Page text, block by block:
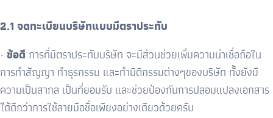
2.1 จดทะเบียนบริษัทแบบมีตราประทับ
· ข้อดี การที่มีตราประทับบริษัท จะมีส่วนช่วยเพิ่มความน่าเชื่อถือใน
การทำสัญญา ทำธุรกรรม และทำนิติกรรมต่างๆของบริษัท ทั้งยังมี
ความเป็นสากล เป็นที่ยอมรับ และช่วยป้องกันการปลอมแปลงเอกสาร
ได้ดีกว่าการใช้ลายมือชื่อเพียงอย่างเดียวด้วยครับ